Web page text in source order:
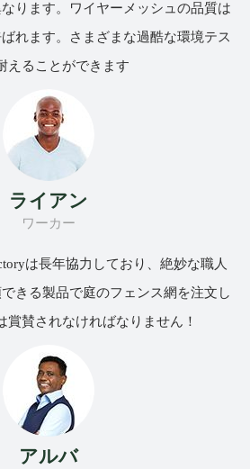
ります。ワイヤーメッシュの品質は
れます。さまざまな過酷な環境テス
えることができます
ライアン
ワーカー
は長年協力しており、絶妙な職人
きる製品で庭のフェンス網を注文し
賞賛されなければなりません！
アルバ